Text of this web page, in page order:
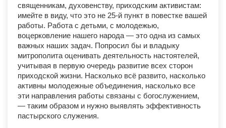
священникам, духовенству, приходским активистам:
имейте в виду, что это не 25-й пункт в повестке вашей
работы. Работа с детьми, с молодежью,
воцерковление нашего народа — это одна из самых
важных наших задач. Попросил бы и владыку
митрополита оценивать деятельность настоятелей,
учитывая в первую очередь развитие всех сторон
приходской жизни. Насколько всё развито, насколько
активны молодежные объединения, насколько все
эти направления работы связаны с богослужением,
— таким образом и нужно выявлять эффективность
пастырского служения.